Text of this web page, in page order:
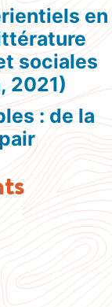
en
sociales
2021)
: de la